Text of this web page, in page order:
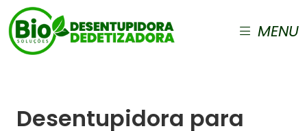
MENU
Desentupidora para